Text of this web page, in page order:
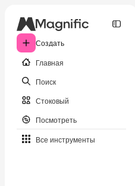
Создать
Главная
Поиск
Стоковый
Посмотреть
Все инструменты